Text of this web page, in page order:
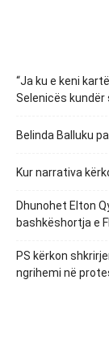
“Ja ku e keni
Selenicës kundër
Belinda Balluku
Kur narrativa
Dhunohet Elton
bashkëshortja e
PS kërkon
ngrihemi në